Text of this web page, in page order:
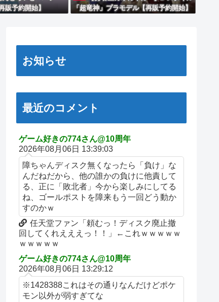
販予約開始】
「超竜神」プラモデル【再販予約開始】
お知らせ
最近のコメント
ゲーム好きの774さん@10周年
2026年08月06日 13:39:03
障ちゃんディスク無くなったら「負け」な
んだねだから、他の誰かの負けに他責して
る、正に「敗北者」今から楽しみにしてる
ね、ゴールポストを障来もう一回どう動か
すのかｗ
任天堂ファン「頼むっ！ディスク廃止撤
回してくれえええっ！！」←これｗｗｗｗｗ
ｗｗｗｗｗ
ゲーム好きの774さん@10周年
2026年08月06日 13:29:12
※1428388これはその通りなんだけどポケ
モン以外が弱すぎてな